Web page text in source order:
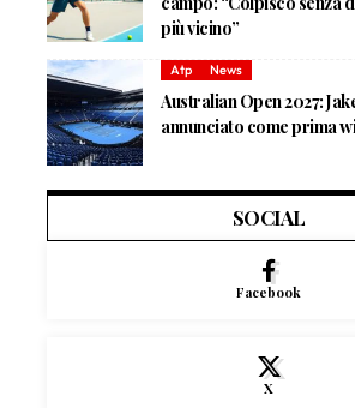
più vicino”
Atp News
Australian Open 2027:
annunciato come prima
SOCIAL
Facebook
X